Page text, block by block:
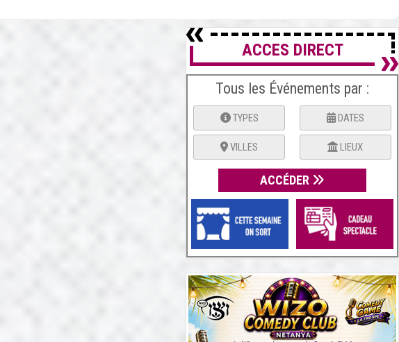
ACCES DIRECT
Tous les Événements par :
TYPES DATES
VILLES LIEUX
ACCÉDER